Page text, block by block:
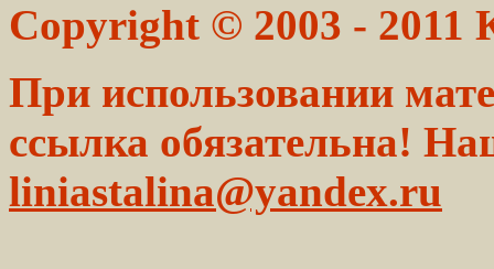
Copyright © 2003 - 2011
При использовании
ссылка обязательна!
liniastalina@yandex.ru